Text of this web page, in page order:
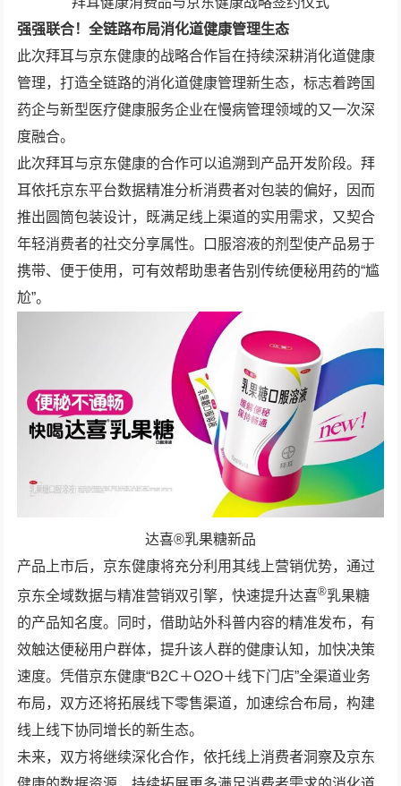
强强联合！全链路布局消化道健康管理生态
此次拜耳与京东健康的战略合作旨在持续深耕消化道健康
管理，打造全链路的消化道健康管理新生态，标志着跨国
药企与新型医疗健康服务企业在慢病管理领域的又一次深
度融合。
此次拜耳与京东健康的合作可以追溯到产品开发阶段。拜
耳依托京东平台数据精准分析消费者对包装的偏好，因而
推出圆筒包装设计，既满足线上渠道的实用需求，又契合
年轻消费者的社交分享属性。口服溶液的剂型使产品易于
携带、便于使用，可有效帮助患者告别传统便秘用药的“尴
尬”。
达喜®乳果糖新品
产品上市后，京东健康将充分利用其线上营销优势，通过
京东全域数据与精准营销双引擎，快速提升达喜®乳果糖
的产品知名度。同时，借助站外科普内容的精准发布，有
效触达便秘用户群体，提升该人群的健康认知，加快决策
速度。凭借京东健康“B2C＋O2O＋线下门店”全渠道业务
布局，双方还将拓展线下零售渠道，加速综合布局，构建
线上线下协同增长的新生态。
未来，双方将继续深化合作，依托线上消费者洞察及京东